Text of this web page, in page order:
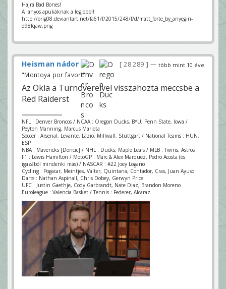
Hajrá Bad Bones!
A lányos apukáknak a legjobb!!
http://orig08.deviantart.net/fa61/f/2015/248/f/d/matt_forte_by_anyegin-
d98fqaw.png
több mint 10 éve
Heisman nádor 28 289
—
"Montoya por favor!"
Az Okla a Turnovereivel visszahozta meccsbe a
Red Raiderst
NFL : Denver Broncos / NCAA : Oregon Ducks, BYU, Penn State, Iowa /
Peyton Manning, Marcus Mariota
Soccer : Arsenal, Levante, Lazio, Millwall, Stuttgart / National Teams : HUN,
ESP
NBA : Mavericks [Doncic] / NHL : Ducks, Maple Leafs / MLB : Twins, Astros
F1 : Lewis Hamilton / MotoGP : Marc & Alex Marquez, Pedro Acosta (és
igazából mindenki más) / NASCAR : #22 Joey Logano
Cycling : Pogacar, Meintjes, Valter, Quintana, Contador, Cras, Juan Ayuso
Darts : Nathan Aspinall, Chris Dobey, Gerwyn Price
UFC : Justin Gaethje, Cody Garbrandt, Nate Diaz, Brandon Moreno
Euroleague : Valencia Basket / Tennis : Federer, Alcaraz